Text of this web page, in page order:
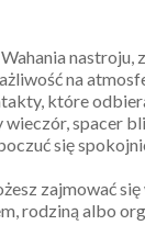
Wahania nastroju,
na
które
spacer
się
zajmować
rodziną albo